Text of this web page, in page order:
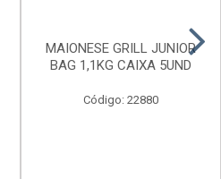
MAIONESE GRILL JUNIOR
BAG 1,1KG CAIXA 5UND
Código: 22880